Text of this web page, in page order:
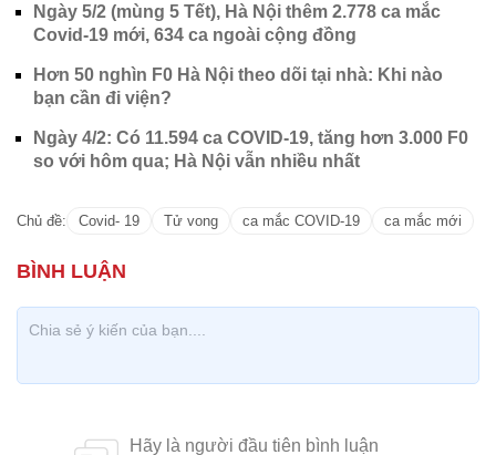
Ngày 5/2 (mùng 5 Tết), Hà Nội thêm 2.778 ca mắc
Covid-19 mới, 634 ca ngoài cộng đồng
Hơn 50 nghìn F0 Hà Nội theo dõi tại nhà: Khi nào
bạn cần đi viện?
Ngày 4/2: Có 11.594 ca COVID-19, tăng hơn 3.000 F0
so với hôm qua; Hà Nội vẫn nhiều nhất
Chủ đề: Covid- 19 Tử vong ca mắc COVID-19 ca mắc mới